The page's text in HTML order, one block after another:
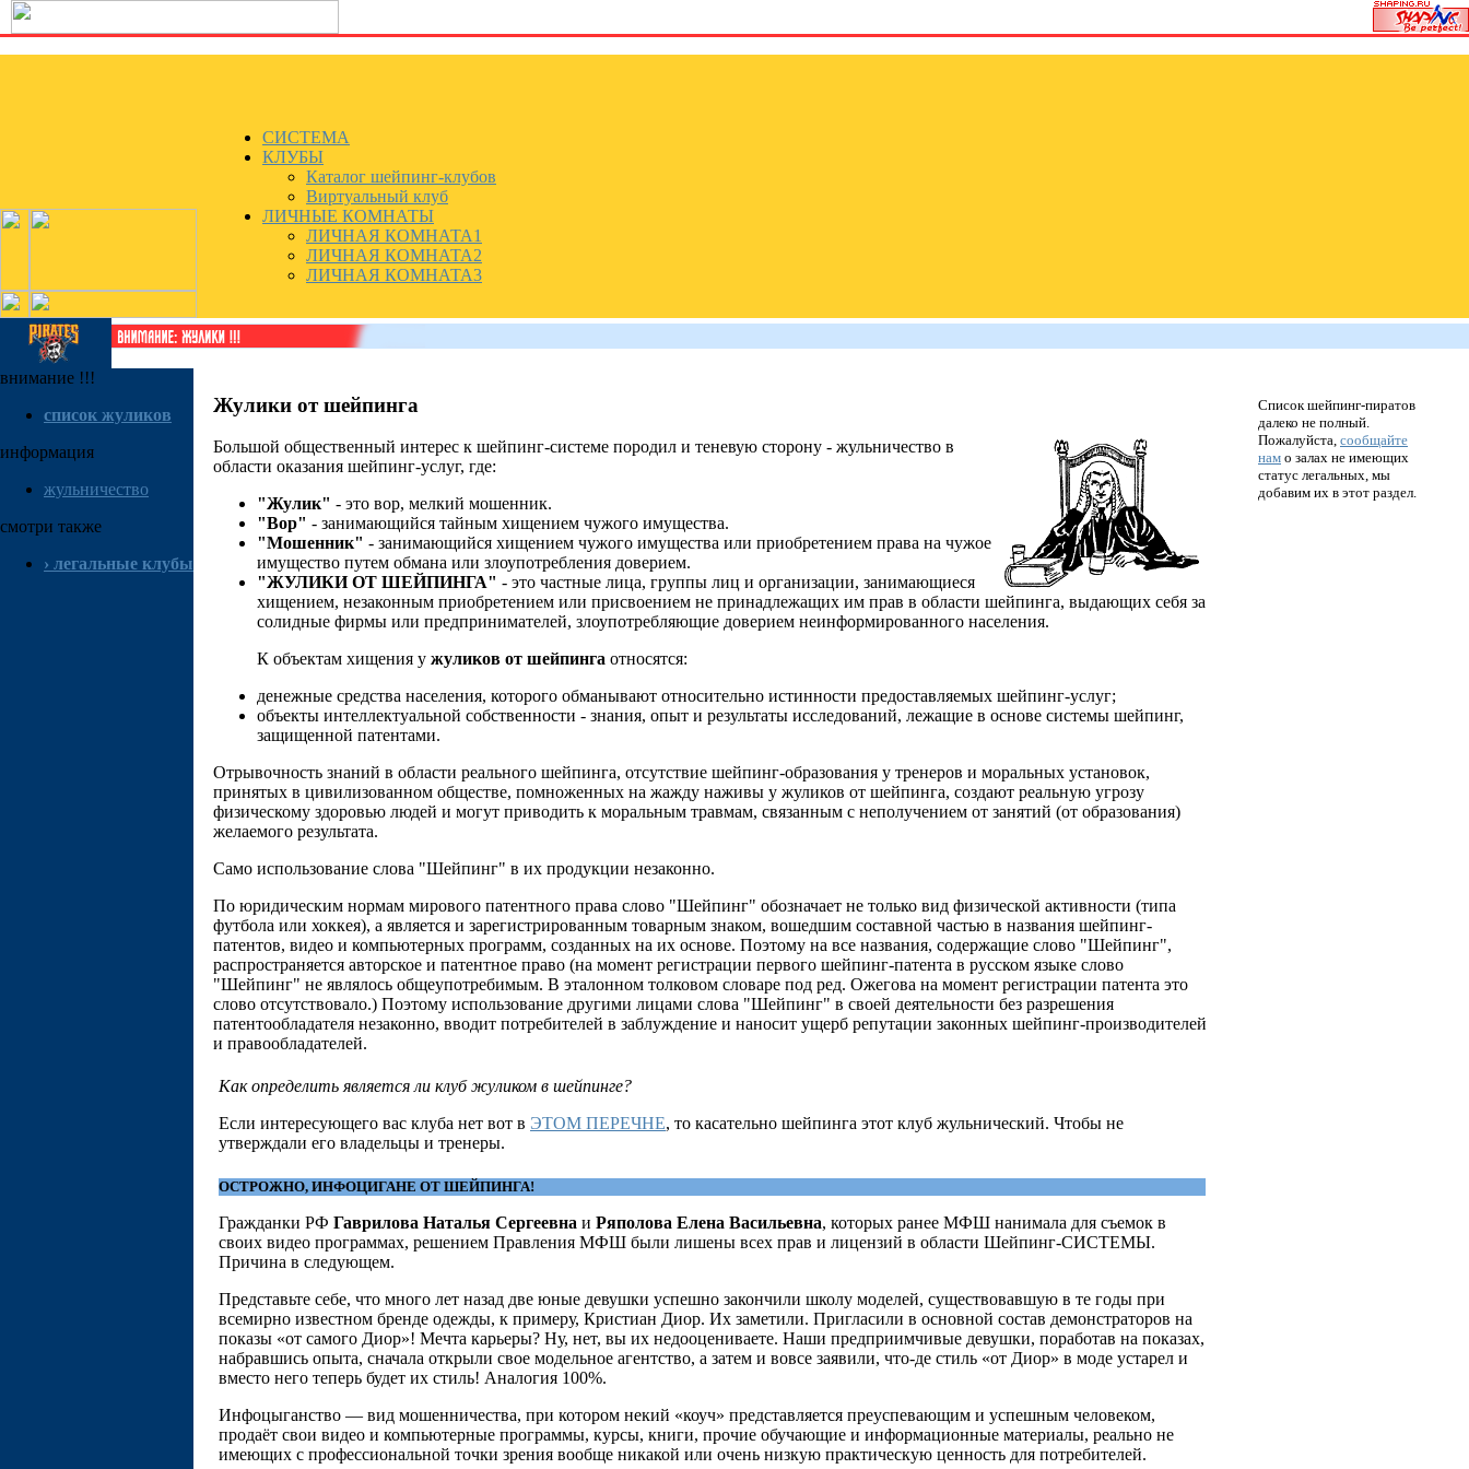
СИСТЕМА
КЛУБЫ
Каталог шейпинг-клубов
Виртуальный клуб
ЛИЧНЫЕ КОМНАТЫ
ЛИЧНАЯ КОМНАТА1
ЛИЧНАЯ КОМНАТА2
ЛИЧНАЯ КОМНАТА3
внимание !!!
список жуликов
информация
жульничествo
смотри также
› легальные клубы
Жулики от шейпинга
Большой общественный интерес к шейпинг-системе породил и теневую сторону - жульничествo в
области оказания шейпинг-услуг, где:
"Жулик" - это вор, мелкий мошенник.
"Вор" - занимающийся тайным хищением чужого имущества.
"Мошенник" - занимающийся хищением чужого имущества или приобретением права на чужое
имущество путем обмана или злоупотребления доверием.
"ЖУЛИКИ ОТ ШЕЙПИНГА" - это частные лица, группы лиц и организации, занимающиеся
хищением, незаконным приобретением или присвоением не принадлежащих им прав в области шейпинга, выдающих себя за
солидные фирмы или предпринимателей, злоупотребляющие доверием неинформированного населения.
К объектам хищения у жуликов от шейпинга относятся:
денежные средства населения, которого обманывают относительно истинности предоставляемых шейпинг-услуг;
объекты интеллектуальной собственности - знания, опыт и результаты исследований, лежащие в основе системы шейпинг,
защищенной патентами.
Отрывочность знаний в области реального шейпинга, отсутствие шейпинг-образования у тренеров и моральных установок,
принятых в цивилизованном обществе, помноженных на жажду наживы у жуликов от шейпинга, создают реальную угрозу
физическому здоровью людей и могут приводить к моральным травмам, связанным с неполучением от занятий (от образования)
желаемого результата.
Само использование слова "Шейпинг" в их продукции незаконно.
По юридическим нормам мирового патентного права слово "Шейпинг" обозначает не только вид физической активности (типа
футбола или хоккея), а является и зарегистрированным товарным знаком, вошедшим составной частью в названия шейпинг-
патентов, видео и компьютерных программ, созданных на их основе. Поэтому на все названия, содержащие слово "Шейпинг",
распространяется авторское и патентное право (на момент регистрации первого шейпинг-патента в русском языке слово
"Шейпинг" не являлось общеупотребимым. В эталонном толковом словаре под ред. Ожегова на момент регистрации патента это
слово отсутствовало.) Поэтому использование другими лицами слова "Шейпинг" в своей деятельности без разрешения
патентообладателя незаконно, вводит потребителей в заблуждение и наносит ущерб репутации законных шейпинг-производителей
и правообладателей.
Как определить является ли клуб жуликом в шейпинге?
Если интересующего вас клуба нет вот в ЭТОМ ПЕРЕЧНЕ, то касательно шейпинга этот клуб жульнический. Чтобы не
утверждали его владельцы и тренеры.
ОСТРОЖНО, ИНФОЦИГАНЕ ОТ ШЕЙПИНГА!
Гражданки РФ Гаврилова Наталья Сергеевна и Ряполова Елена Васильевна, которых ранее МФШ нанимала для съемок в
своих видео программах, решением Правления МФШ были лишены всех прав и лицензий в области Шейпинг-СИСТЕМЫ.
Причина в следующем.
Представьте себе, что много лет назад две юные девушки успешно закончили школу моделей, существовавшую в те годы при
всемирно известном бренде одежды, к примеру, Кристиан Диор. Их заметили. Пригласили в основной состав демонстраторов на
показы «от самого Диор»! Мечта карьеры? Ну, нет, вы их недооцениваете. Наши предприимчивые девушки, поработав на показах,
набравшись опыта, сначала открыли свое модельное агентство, а затем и вовсе заявили, что-де стиль «от Диор» в моде устарел и
вместо него теперь будет их стиль! Аналогия 100%.
Инфоцыганство — вид мошенничества, при котором некий «коуч» представляется преуспевающим и успешным человеком,
продаёт свои видео и компьютерные программы, курсы, книги, прочие обучающие и информационные материалы, реально не
имеющих с профессиональной точки зрения вообще никакой или очень низкую практическую ценность для потребителей.
Список шейпинг-пиратов
далеко не полный.
Пожалуйста, сообщайте
нам о залах не имеющих
статус легальных, мы
добавим их в этот раздел.